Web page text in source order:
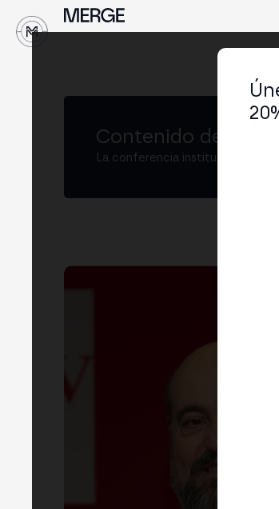
Contenido de
La conferencia institucional de